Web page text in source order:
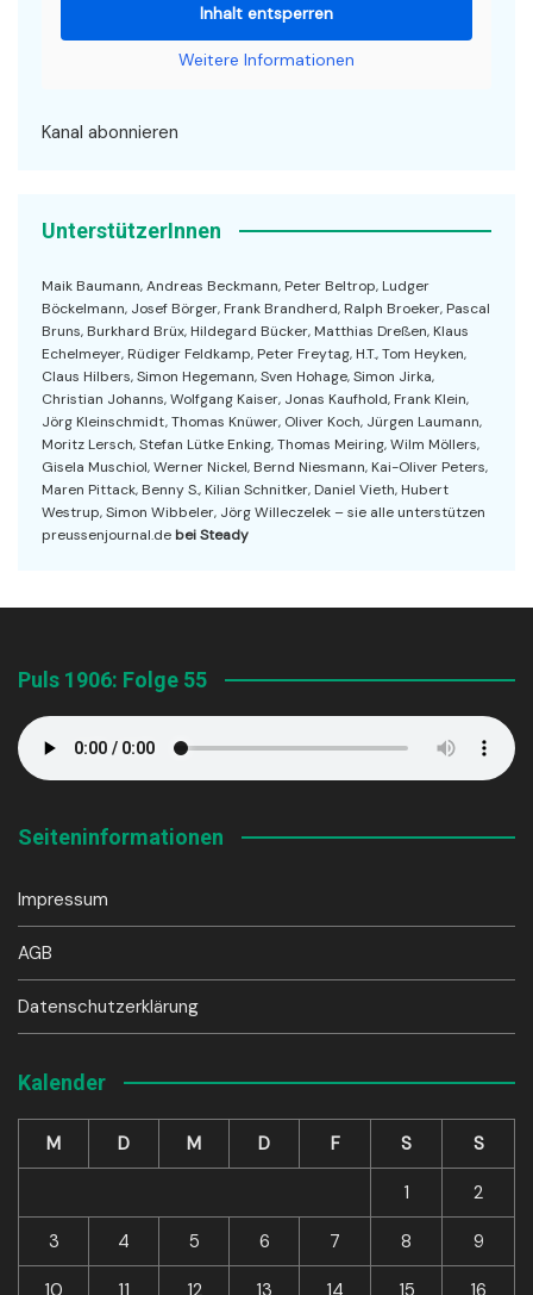
Inhalt entsperren
Weitere Informationen
Kanal abonnieren
UnterstützerInnen
Maik Baumann, Andreas Beckmann, Peter Beltrop, Ludger
Böckelmann, Josef Börger, Frank Brandherd, Ralph Broeker, Pascal
Bruns, Burkhard Brüx, Hildegard Bücker, Matthias Dreßen, Klaus
Echelmeyer, Rüdiger Feldkamp, Peter Freytag, H.T., Tom Heyken,
Claus Hilbers, Simon Hegemann, Sven Hohage, Simon Jirka,
Christian Johanns, Wolfgang Kaiser, Jonas Kaufhold, Frank Klein,
Jörg Kleinschmidt, Thomas Knüwer, Oliver Koch, Jürgen Laumann,
Moritz Lersch, Stefan Lütke Enking, Thomas Meiring, Wilm Möllers,
Gisela Muschiol, Werner Nickel, Bernd Niesmann, Kai-Oliver Peters,
Maren Pittack, Benny S., Kilian Schnitker, Daniel Vieth, Hubert
Westrup, Simon Wibbeler, Jörg Willeczelek – sie alle unterstützen
preussenjournal.de bei Steady
Puls 1906: Folge 55
Seiteninformationen
Impressum
AGB
Datenschutzerklärung
Kalender
M D M D F S S
1 2
3 4 5 6 7 8 9
10 11 12 13 14 15 16